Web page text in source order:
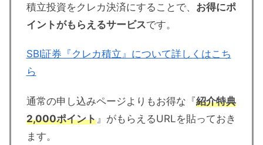
積立投資をクレカ決済にすることで、 お得にポ
イントがもらえるサービスです。
SBI証券『クレカ積立』について詳しくはこち
ら
通常の申し込みページよりもお得な『紹介特典
2,000ポイント』がもらえるURLを貼っておき
ます。